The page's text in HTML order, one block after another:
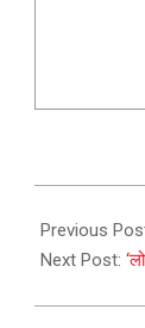
09-
06
Previous
Next Post: